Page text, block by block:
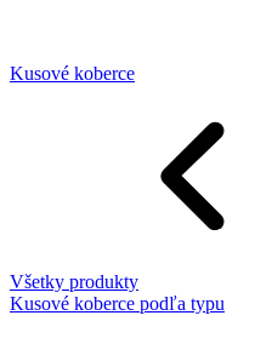
Kusové koberce
Všetky produkty
Kusové koberce podľa typu